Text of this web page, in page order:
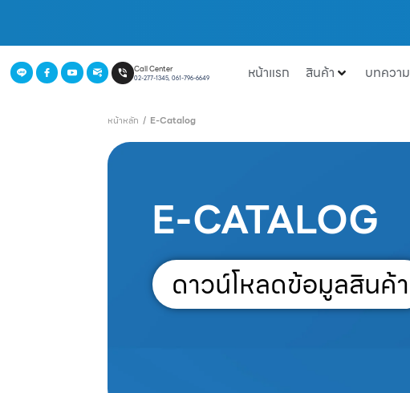
Call Center
02-277-1345, 061-796-6649 หน้าแรก สินค้า บทความ
หน้าหลัก / E-Catalog
E-CATALOG
ดาวน์โหลดข้อมูลสินค้า